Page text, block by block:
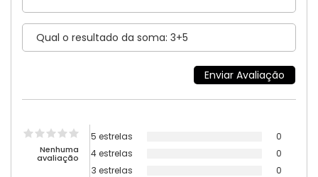
Nenhuma
avaliação
5 estrelas
0
4 estrelas
0
3 estrelas
0